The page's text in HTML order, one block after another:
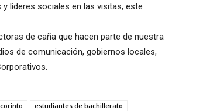
líderes sociales en las visitas, este
de caña que hacen parte de nuestra
de comunicación, gobiernos locales,
corinto
estudiantes de bachillerato